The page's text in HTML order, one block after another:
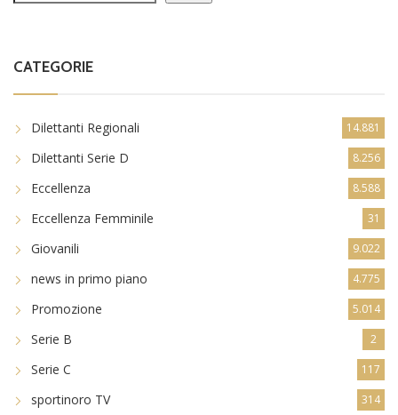
CATEGORIE
Dilettanti Regionali 14.881
Dilettanti Serie D 8.256
Eccellenza 8.588
Eccellenza Femminile 31
Giovanili 9.022
news in primo piano 4.775
Promozione 5.014
Serie B 2
Serie C 117
sportinoro TV 314